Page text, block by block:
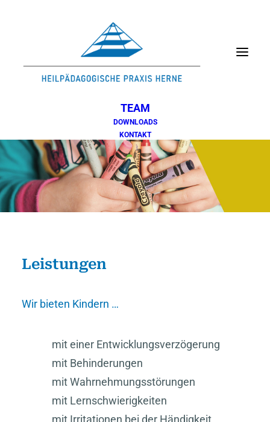
LEISTUNGEN
INTERDISZIPLINÄRE FRÜHFÖRDERUNG
FÖRDERARTEN UND METHODEN
FÖRDERKONZEPT
ANTRAGSTELLUNG UND FINANZIERUNG
PRAXIS
TEAM
DOWNLOADS
KONTAKT
Leistungen
Wir bieten Kindern …
mit einer Entwicklungsverzögerung
mit Behinderungen
mit Wahrnehmungsstörungen
mit Lernschwierigkeiten
mit Irritationen bei der Händigkeit